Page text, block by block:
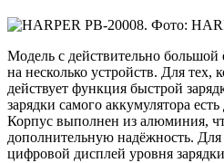
Модель с действительно большой
на несколько устройств. Для тех,
действует функция быстрой
зарядки самого аккумулятора
Корпус выполнен из алюминия,
дополнительную надёжность. Для
цифровой дисплей уровня